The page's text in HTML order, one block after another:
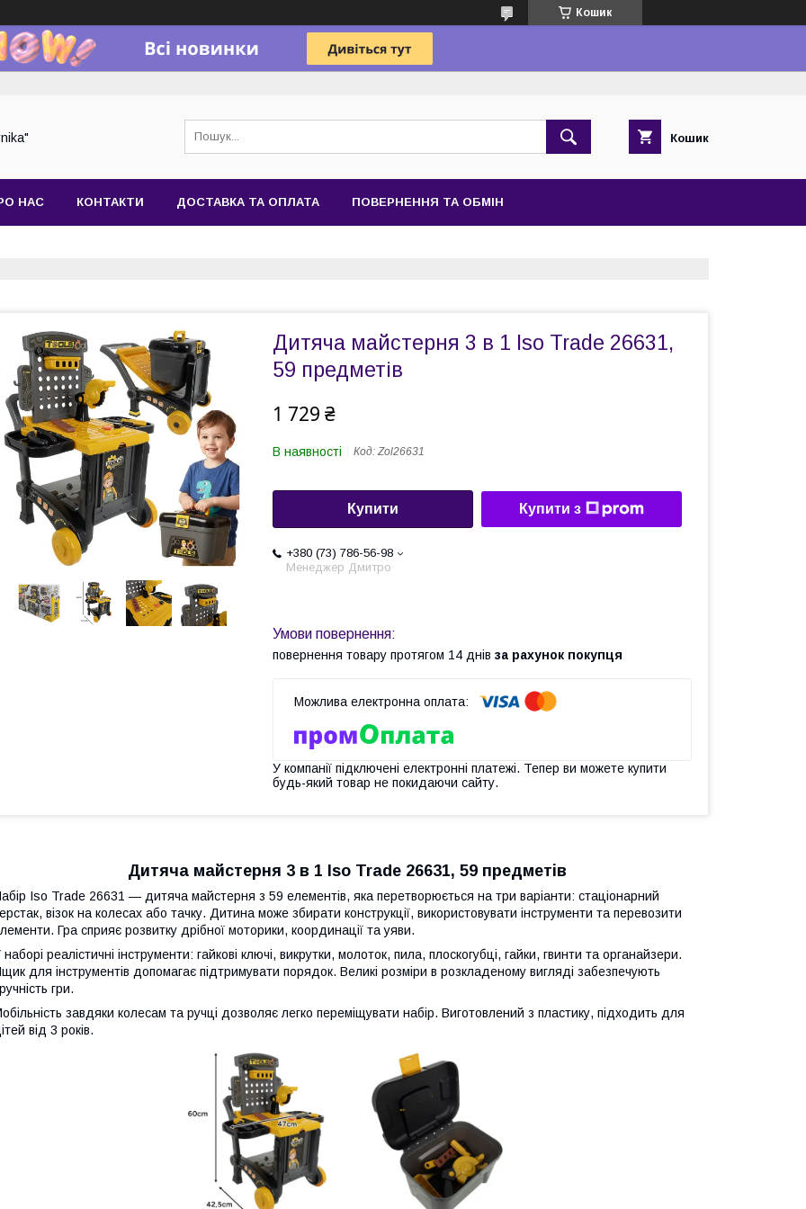
Кошик
Кошик
НАС КОНТАКТИ ДОСТАВКА ТА ОПЛАТА ПОВЕРНЕННЯ ТА ОБМІН
Дитяча майстерня 3 в 1 Iso Trade 26631,
59 предметів
1 729 ₴
В наявності Код: Zol26631
Купити Купити з
+380 (73) 786-56-98
Менеджер Дмитро
повернення товару протягом 14 днів за рахунок покупця
У компанії підключені електронні платежі. Тепер ви можете купити
будь-який товар не покидаючи сайту.
Дитяча майстерня 3 в 1 Iso Trade 26631, 59 предметів
Iso Trade 26631 — дитяча майстерня з 59 елементів, яка перетворюється на три варіанти: стаціонарний
візок на колесах або тачку. Дитина може збирати конструкції, використовувати інструменти та перевозити
Гра сприяє розвитку дрібної моторики, координації та уяви.
наборі реалістичні інструменти: гайкові ключі, викрутки, молоток, пила, плоскогубці, гайки, гвинти та органайзери.
для інструментів допомагає підтримувати порядок. Великі розміри в розкладеному вигляді забезпечують
гри.
завдяки колесам та ручці дозволяє легко переміщувати набір. Виготовлений з пластику, підходить для
від 3 років.